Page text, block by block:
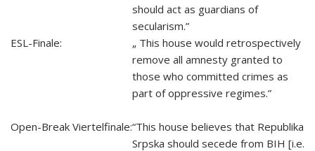
should act as guardians of
secularism.”
ESL-Finale:
„ This house would retrospectively
remove all amnesty granted to
those who committed crimes as
part of oppressive regimes.”
Open-Break Viertelfinale:“This house believes that Republika
Srpska should secede from BIH [i.e.